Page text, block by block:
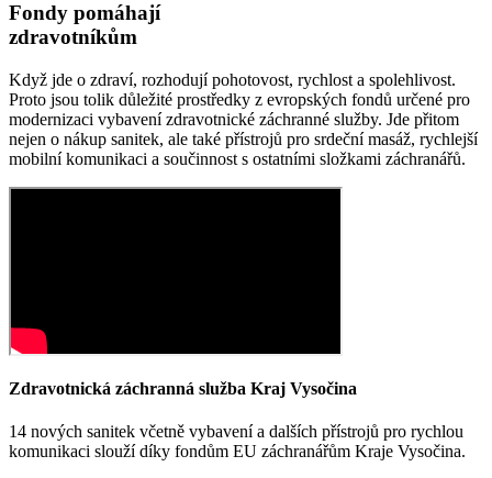
Fondy pomáhají
zdravotníkům
Když jde o zdraví, rozhodují pohotovost, rychlost a spolehlivost.
Proto jsou tolik důležité prostředky z evropských fondů určené pro
modernizaci vybavení zdravotnické záchranné služby. Jde přitom
nejen o nákup sanitek, ale také přístrojů pro srdeční masáž, rychlejší
mobilní komunikaci a součinnost s ostatními složkami záchranářů.
Zdravotnická záchranná služba Kraj Vysočina
14 nových sanitek včetně vybavení a dalších přístrojů pro rychlou
komunikaci slouží díky fondům EU záchranářům Kraje Vysočina.